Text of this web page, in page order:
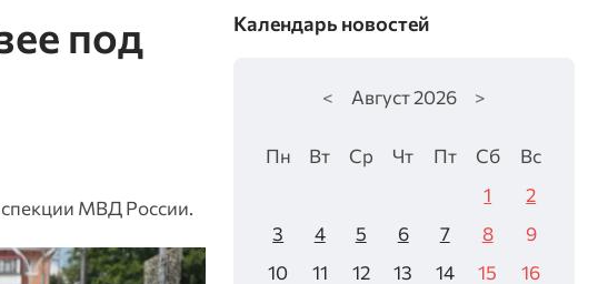
под
МВД России.
Календарь новостей
< Август2026 >
Пн Вт Ср Чт Пт Сб
Вс
1
2
3
4 5 6 7 8
9
10
11 12 13 14 15
16